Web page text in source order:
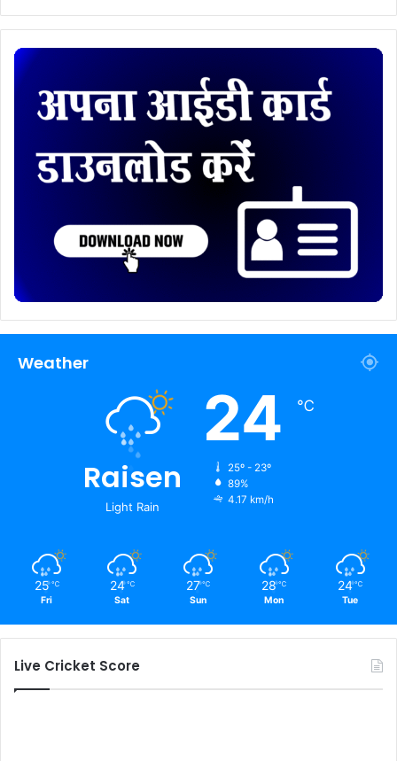
Weather
Raisen
Light Rain
24 ℃
25º - 23º
89%
4.17 km/h
25 ℃
Fri
24 ℃
Sat
27 ℃
Sun
28 ℃
Mon
24 ℃
Tue
Live Cricket Score